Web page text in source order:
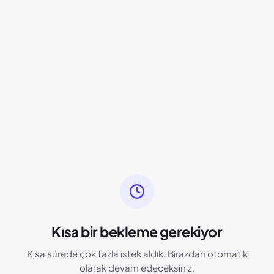
Kısa bir bekleme gerekiyor
Kısa sürede çok fazla istek aldık. Birazdan otomatik
olarak devam edeceksiniz.